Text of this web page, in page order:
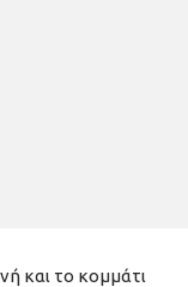
και το κομμάτι